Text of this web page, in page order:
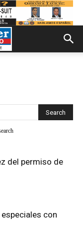
del permiso de
con